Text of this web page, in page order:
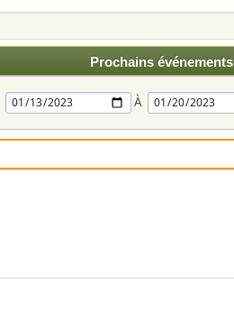
Prochains événements
À